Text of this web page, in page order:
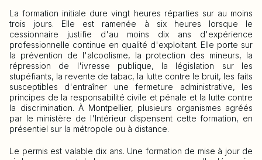
La formation initiale dure vingt heures réparties sur au moins
trois jours. Elle est ramenée à six heures lorsque le
cessionnaire justifie d'au moins dix ans d'expérience
professionnelle continue en qualité d'exploitant. Elle porte sur
la prévention de l'alcoolisme, la protection des mineurs, la
répression de l'ivresse publique, la législation sur les
stupéfiants, la revente de tabac, la lutte contre le bruit, les faits
susceptibles d'entraîner une fermeture administrative, les
principes de la responsabilité civile et pénale et la lutte contre
la discrimination. À Montpellier, plusieurs organismes agréés
par le ministère de l'Intérieur dispensent cette formation, en
présentiel sur la métropole ou à distance.
Le permis est valable dix ans. Une formation de mise à jour de